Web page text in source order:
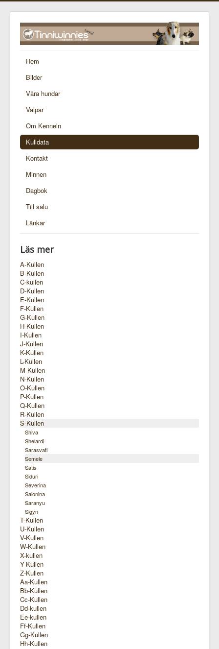
Hem
Bilder
Våra hundar
Valpar
Om Kenneln
Kulldata
Kontakt
Minnen
Dagbok
Till salu
Länkar
Läs mer
A-Kullen
B-Kullen
C-kullen
D-Kullen
E-Kullen
F-Kullen
G-Kullen
H-Kullen
I-Kullen
J-Kullen
K-Kullen
L-Kullen
M-Kullen
N-Kullen
O-Kullen
P-Kullen
Q-Kullen
R-Kullen
S-Kullen
Shiva
Shelardi
Sarasvati
Semele
Satis
Siduri
Severina
Salonina
Saranyu
Sigyn
T-Kullen
U-Kullen
V-Kullen
W-Kullen
X-kullen
Y-Kullen
Z-Kullen
Aa-Kullen
Bb-Kullen
Cc-Kullen
Dd-kullen
Ee-kullen
Ff-Kullen
Gg-Kullen
Hh-Kullen